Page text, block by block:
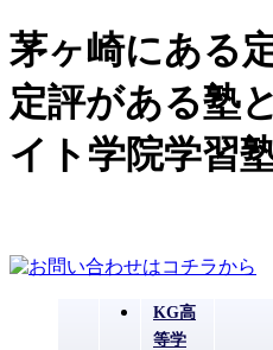
茅ヶ崎にある
定評がある塾
イト学院学習
KG高
等学